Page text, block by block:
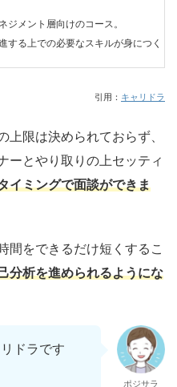
ジメント層向けのコース。
する上での必要なスキルが身につく
引用： キャリドラ
上限は決められておらず、
ーとやり取りの上セッティ
イミングで面談ができま
間をできるだけ短くするこ
分析を進められるようにな
ドラです
ポジサラ